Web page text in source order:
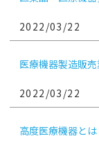
2022/03/22
医療機器製造販
2022/03/22
高度医療機器と